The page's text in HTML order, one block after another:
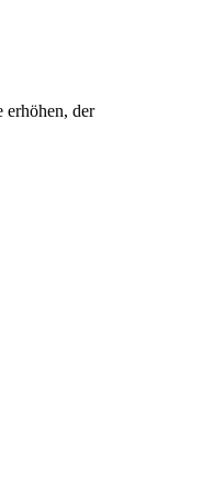
erhöhen, der